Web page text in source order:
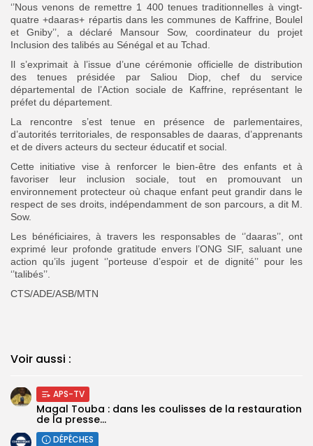
‘’Nous venons de remettre 1 400 tenues traditionnelles à vingt-
quatre +daaras+ répartis dans les communes de Kaffrine, Boulel
et Gniby’’, a déclaré Mansour Sow, coordinateur du projet
Inclusion des talibés au Sénégal et au Tchad.
Il s’exprimait à l’issue d’une cérémonie officielle de distribution
des tenues présidée par Saliou Diop, chef du service
départemental de l’Action sociale de Kaffrine, représentant le
préfet du département.
La rencontre s’est tenue en présence de parlementaires,
d’autorités territoriales, de responsables de daaras, d’apprenants
et de divers acteurs du secteur éducatif et social.
Cette initiative vise à renforcer le bien-être des enfants et à
favoriser leur inclusion sociale, tout en promouvant un
environnement protecteur où chaque enfant peut grandir dans le
respect de ses droits, indépendamment de son parcours, a dit M.
Sow.
Les bénéficiaires, à travers les responsables de ‘’daaras’’, ont
exprimé leur profonde gratitude envers l’ONG SIF, saluant une
action qu’ils jugent ‘’porteuse d’espoir et de dignité’’ pour les
‘’talibés’’.
CTS/ADE/ASB/MTN
Voir aussi :
APS-TV
Magal Touba : dans les coulisses de la restauration
de la presse...
DÉPÊCHES